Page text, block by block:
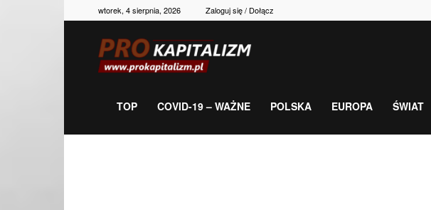
wtorek, 4 sierpnia, 2026 Zaloguj się / Dołącz
gospodarka,
TOP COVID-19 – WAŻNE POLSKA EUROPA ŚWIAT